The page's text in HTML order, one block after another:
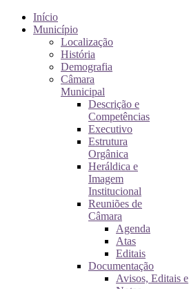
Início
Município
Localização
História
Demografia
Câmara
Municipal
Descrição e
Competências
Executivo
Estrutura
Orgânica
Heráldica e
Imagem
Institucional
Reuniões de
Câmara
Agenda
Atas
Editais
Documentação
Avisos, Editais e